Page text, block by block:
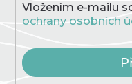
Vložením e-mailu
ochrany osobních